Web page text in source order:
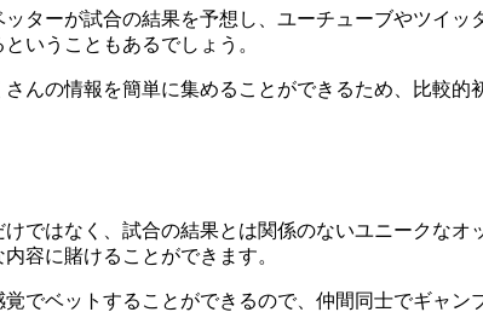
ターが試合の結果を予想し、ユーチューブやツイ
いうこともあるでしょう。
んの情報を簡単に集めることができるため、比較的
ではなく、試合の結果とは関係のないユニークな
容に賭けることができます。
でベットすることができるので、仲間同士でギャン